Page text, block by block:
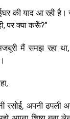
की याद आ रही है।
पर क्या करूँ?”
मैं समझ रहा
रसोई, अपनी ढपली